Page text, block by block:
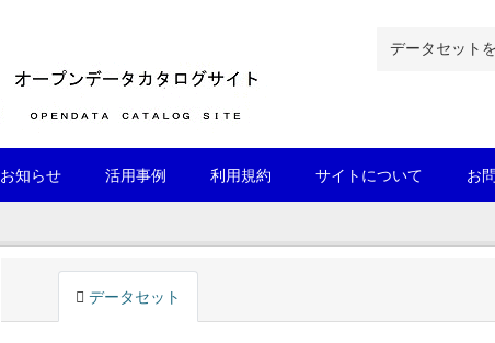
お知らせ 活用事例 利用規約 サイトについて お
データセット